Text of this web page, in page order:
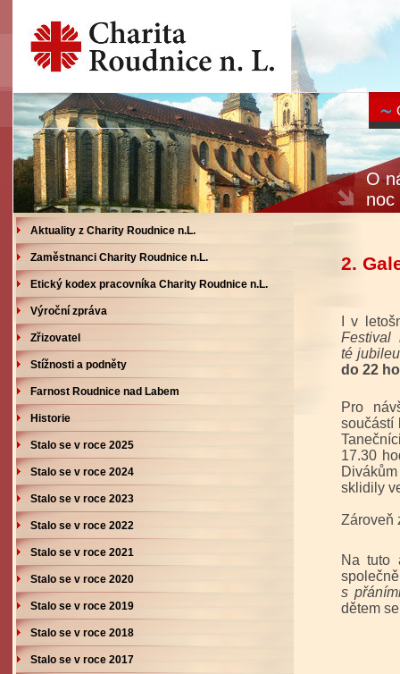
O
noc
Aktuality z Charity Roudnice n.L.
Zaměstnanci Charity Roudnice n.L.
Etický kodex pracovníka Charity Roudnice n.L.
Výroční zpráva
Zřizovatel
Stížnosti a podněty
Farnost Roudnice nad Labem
Historie
Stalo se v roce 2025
Stalo se v roce 2024
Stalo se v roce 2023
Stalo se v roce 2022
Stalo se v roce 2021
Stalo se v roce 2020
Stalo se v roce 2019
Stalo se v roce 2018
Stalo se v roce 2017
2.
I v
Festival
té
do 22
Pro
součástí
17.30
sklidily
Zároveň
Na tuto
s
dětem